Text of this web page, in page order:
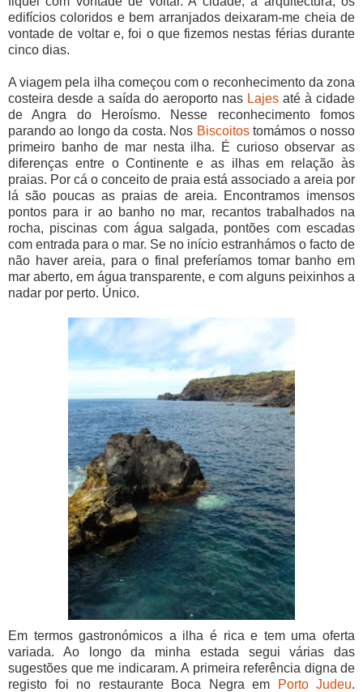
edifícios coloridos e bem arranjados deixaram-me cheia de
vontade de voltar e, foi o que fizemos nestas férias durante
cinco dias.
A viagem pela ilha começou com o reconhecimento da zona
costeira desde a saída do aeroporto nas Lajes até à cidade
de Angra do Heroísmo. Nesse reconhecimento fomos
parando ao longo da costa. Nos Biscoitostomámos o nosso
primeiro banho de mar nesta ilha. É curioso observar as
diferenças entre o Continente e as ilhas em relação às
praias. Por cá o conceito de praia está associado a areia por
lá são poucas as praias de areia. Encontramos imensos
pontos para ir ao banho no mar, recantos trabalhados na
rocha, piscinas com água salgada, pontões com escadas
com entrada para o mar. Se no início estranhámos o facto de
não haver areia, para o final preferíamos tomar banho em
mar aberto, em água transparente, e com alguns peixinhos a
nadar por perto. Único.
Em termos gastronómicos a ilha é rica e tem uma oferta
variada. Ao longo da minha estada segui várias das
sugestões que me indicaram. A primeira referência digna de
registo foi no restaurante Boca Negra em
Porto Judeu.